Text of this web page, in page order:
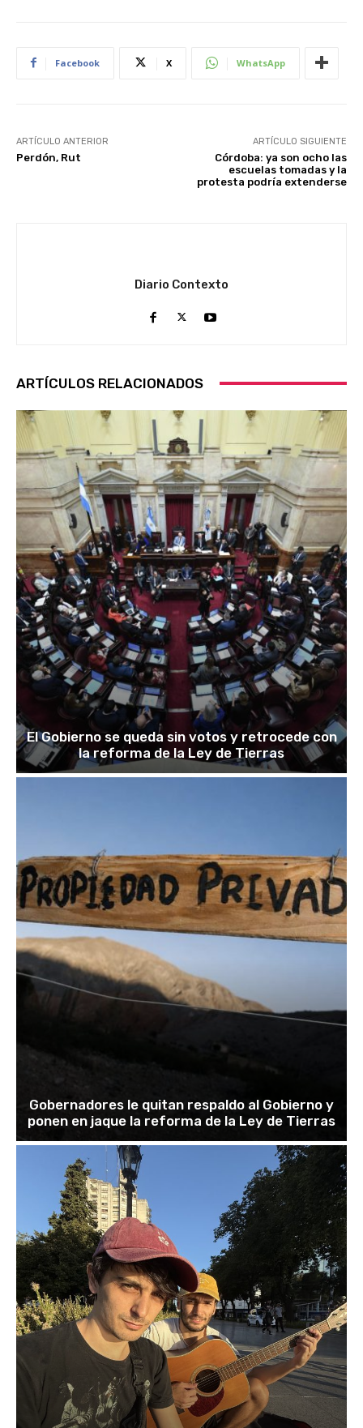
Facebook X WhatsApp
ARTÍCULO ANTERIOR
Perdón, Rut
ARTÍCULO SIGUIENTE
Córdoba: ya son ocho las
escuelas tomadas y la
protesta podría extenderse
Diario Contexto
ARTÍCULOS RELACIONADOS
El Gobierno se queda sin votos y retrocede con
la reforma de la Ley de Tierras
Gobernadores le quitan respaldo al Gobierno y
ponen en jaque la reforma de la Ley de Tierras